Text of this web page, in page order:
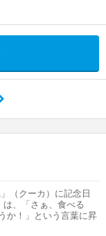
（クーカ）に記念日
、「さぁ、食べる
か！」という言葉に昇